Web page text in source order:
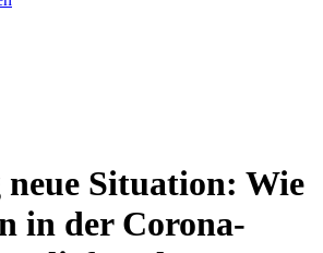
Situation: Wie
in der Corona-